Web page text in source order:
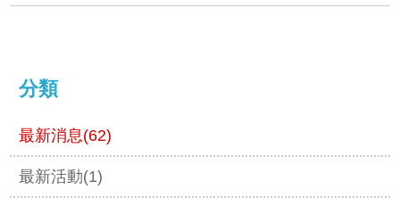
分類
最新消息(62)
最新活動(1)